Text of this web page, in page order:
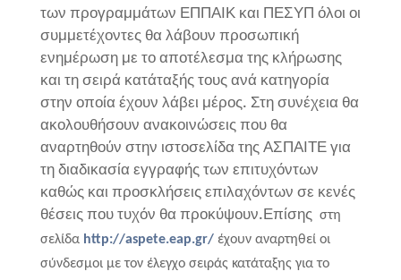
των προγραμμάτων ΕΠΠΑΙΚ και ΠΕΣΥΠ όλοι οι
συμμετέχοντες θα λάβουν προσωπική
ενημέρωση με το αποτέλεσμα της κλήρωσης
και τη σειρά κατάταξής τους ανά κατηγορία
στην οποία έχουν λάβει μέρος. Στη συνέχεια θα
ακολουθήσουν ανακοινώσεις που θα
αναρτηθούν στην ιστοσελίδα της ΑΣΠΑΙΤΕ για
τη διαδικασία εγγραφής των επιτυχόντων
καθώς και προσκλήσεις επιλαχόντων σε κενές
θέσεις που τυχόν θα προκύψουν.Επίσης στη
σελίδα http://aspete.eap.gr/έχουν αναρτηθεί οι
σύνδεσμοι με τον έλεγχο σειράς κατάταξης για το